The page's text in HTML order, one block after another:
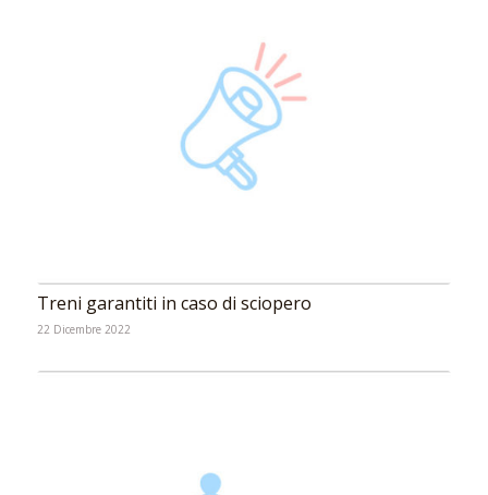
Treni garantiti in caso di sciopero
22 Dicembre 2022